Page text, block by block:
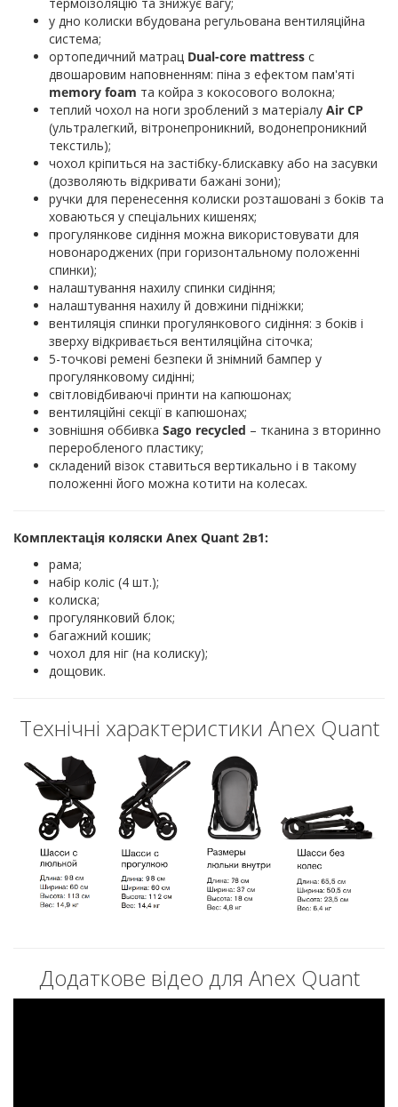
у дно колиски вбудована регульована вентиляційна
система;
ортопедичний матрац Dual-core mattress c
двошаровим наповненням: піна з ефектом пам'яті
memory foam та койра з кокосового волокна;
теплий чохол на ноги зроблений з матеріалу Air CP
(ультралегкий, вітронепроникний, водонепроникний
текстиль);
чохол кріпиться на застібку-блискавку або на засувки
(дозволяють відкривати бажані зони);
ручки для перенесення колиски розташовані з боків та
ховаються у спеціальних кишенях;
прогулянкове сидіння можна використовувати для
новонароджених (при горизонтальному положенні
спинки);
налаштування нахилу спинки сидіння;
налаштування нахилу й довжини підніжки;
вентиляція спинки прогулянкового сидіння: з боків і
зверху відкривається вентиляційна сіточка;
5-точкові ремені безпеки й знімний бампер у
прогулянковому сидінні;
світловідбиваючі принти на капюшонах;
вентиляційні секції в капюшонах;
зовнішня оббивка Sago recycled – тканина з вторинно
переробленого пластику;
складений візок ставиться вертикально і в такому
положенні його можна котити на колесах.
Комплектація коляски Anex Quant 2в1:
рама;
набір коліс (4 шт.);
колиска;
прогулянковий блок;
багажний кошик;
чохол для ніг (на колиску);
дощовик.
Технічні характеристики Anex Quant
Додаткове відео для Anex Quant